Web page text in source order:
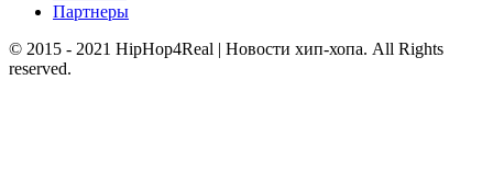
Партнеры
© 2015 - 2021 HipHop4Real | Новости хип-хопа. All Rights
reserved.